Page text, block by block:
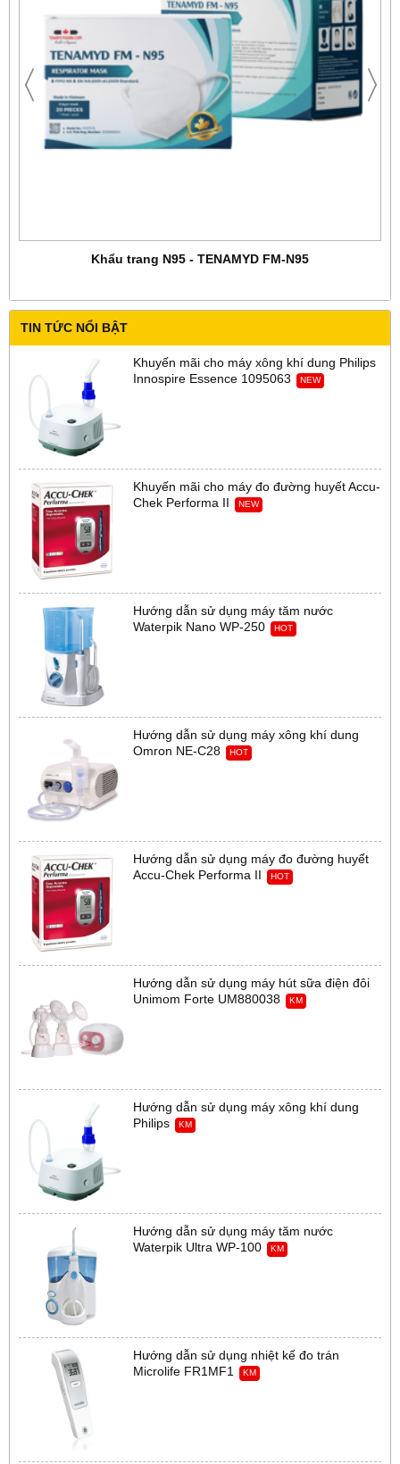
Khẩu trang N95 - TENAMYD FM-N95
TIN TỨC NỔI BẬT
Khuyến mãi cho máy xông khí dung Philips
Innospire Essence 1095063
NEW
Khuyến mãi cho máy đo đường huyết Accu-
Chek Performa II
NEW
Hướng dẫn sử dụng máy tăm nước
Waterpik Nano WP-250
HOT
Hướng dẫn sử dụng máy xông khí dung
Omron NE-C28
HOT
Hướng dẫn sử dụng máy đo đường huyết
Accu-Chek Performa II
HOT
Hướng dẫn sử dụng máy hút sữa điện đôi
Unimom Forte UM880038
KM
Hướng dẫn sử dụng máy xông khí dung
Philips
KM
Hướng dẫn sử dụng máy tăm nước
Waterpik Ultra WP-100
KM
Hướng dẫn sử dụng nhiệt kế đo trán
Microlife FR1MF1
KM